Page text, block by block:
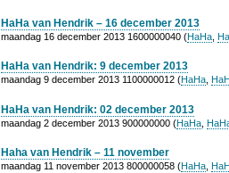
HaHa van Hendrik – 16 december 2013
maandag 16 december 2013 1600000040 (HaHa
HaHa van Hendrik: 9 december 2013
maandag 9 december 2013 1100000012 (HaHa
HaHa van Hendrik: 02 december 2013
maandag 2 december 2013 900000000 (HaHa
Haha van Hendrik – 11 november
maandag 11 november 2013 800000058 (HaHa